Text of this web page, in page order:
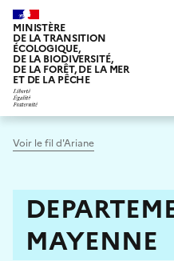
Aller
au
contenu
principal
MINISTÈRE
DE LA TRANSITION
ÉCOLOGIQUE,
DE LA BIODIVERSITÉ,
DE LA FORÊT, DE LA MER
ET DE LA PÊCHE
Voir le fil d'Ariane
MAYENNE